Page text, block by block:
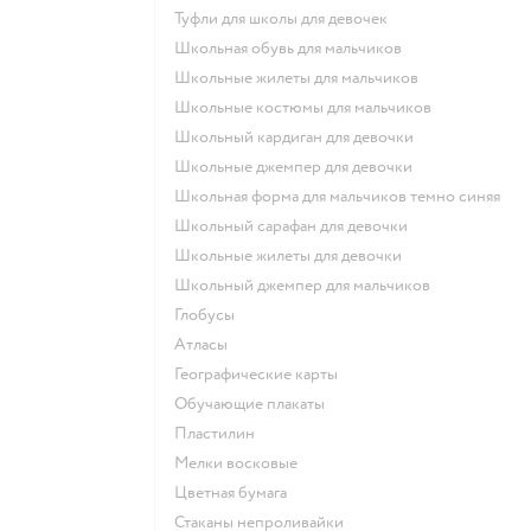
Туфли для школы для девочек
Школьная обувь для мальчиков
Школьные жилеты для мальчиков
Школьные костюмы для мальчиков
Школьный кардиган для девочки
Школьные джемпер для девочки
Школьная форма для мальчиков темно синяя
Школьный сарафан для девочки
Школьные жилеты для девочки
Школьный джемпер для мальчиков
Глобусы
Атласы
Географические карты
Обучающие плакаты
Пластилин
Мелки восковые
Цветная бумага
Стаканы непроливайки